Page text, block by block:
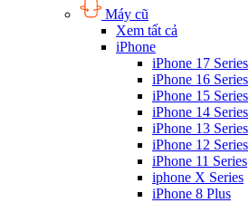
Máy cũ
Xem tất cả
iPhone
iPhone 17 Series
iPhone 16 Series
iPhone 15 Series
iPhone 14 Series
iPhone 13 Series
iPhone 12 Series
iPhone 11 Series
iphone X Series
iPhone 8 Plus